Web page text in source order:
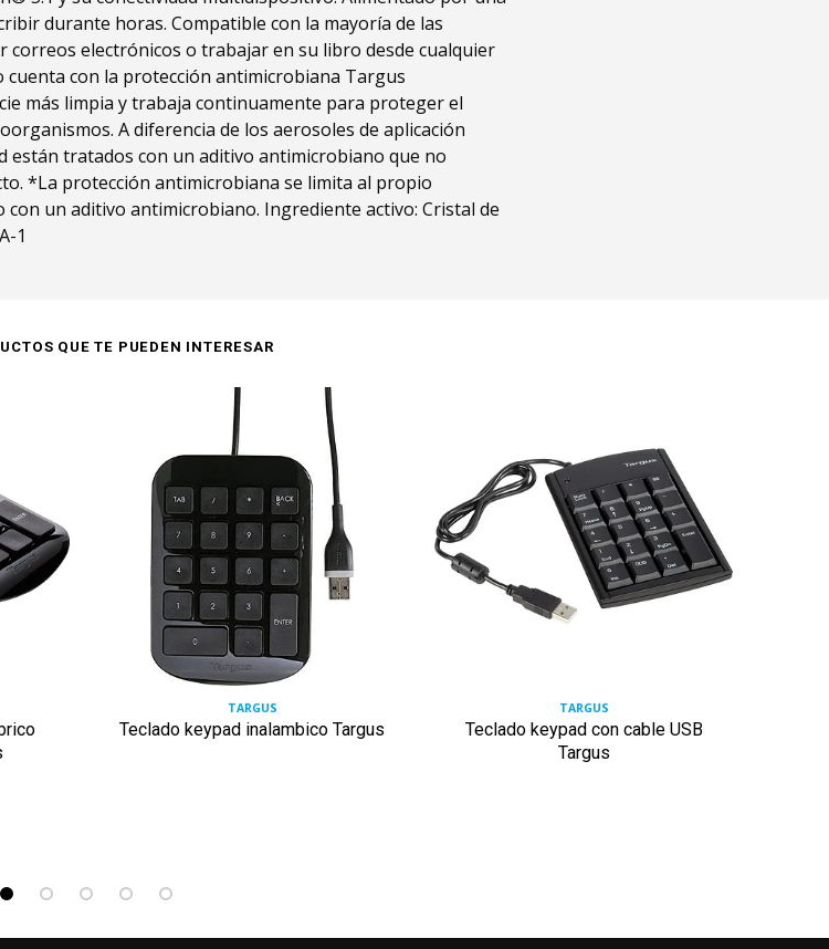
durante horas. Compatible con la mayoría de las
electrónicos o trabajar en su libro desde cualquier
cuenta con la protección antimicrobiana Targus
más limpia y trabaja continuamente para proteger el
A diferencia de los aerosoles de aplicación
están tratados con un aditivo antimicrobiano que no
*La protección antimicrobiana se limita al propio
un aditivo antimicrobiano. Ingrediente activo: Cristal de
1
QUE TE PUEDEN INTERESAR
TARGUS
Teclado keypad inalambico Targus
TARGUS
Teclado keypad con cable USB
Targus